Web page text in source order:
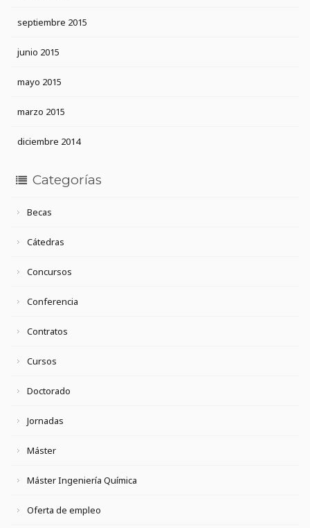
septiembre 2015
junio 2015
mayo 2015
marzo 2015
diciembre 2014
Categorías
Becas
Cátedras
Concursos
Conferencia
Contratos
Cursos
Doctorado
Jornadas
Máster
Máster Ingeniería Química
Oferta de empleo